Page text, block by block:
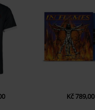
Kč 789,00